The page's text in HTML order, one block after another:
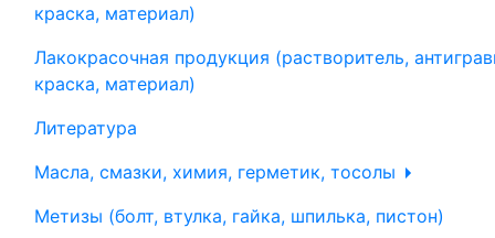
краска, материал)
Лакокрасочная продукция (растворитель,
краска, материал)
Литература
Масла, смазки, химия, герметик, тосолы
Метизы (болт, втулка, гайка, шпилька, пистон)